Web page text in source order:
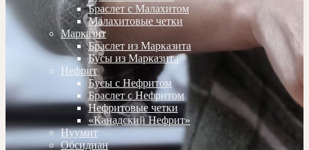
Браслет с Малахитом
Малахитовые четки
Марказит
Браслет из Марказита
Бусы из Марказита
Нефрит
Бусы с Нефритом
Браслет с Нефритом
Нефритовые четки
«Канадский Нефрит»
Нуумит
Обсидиан